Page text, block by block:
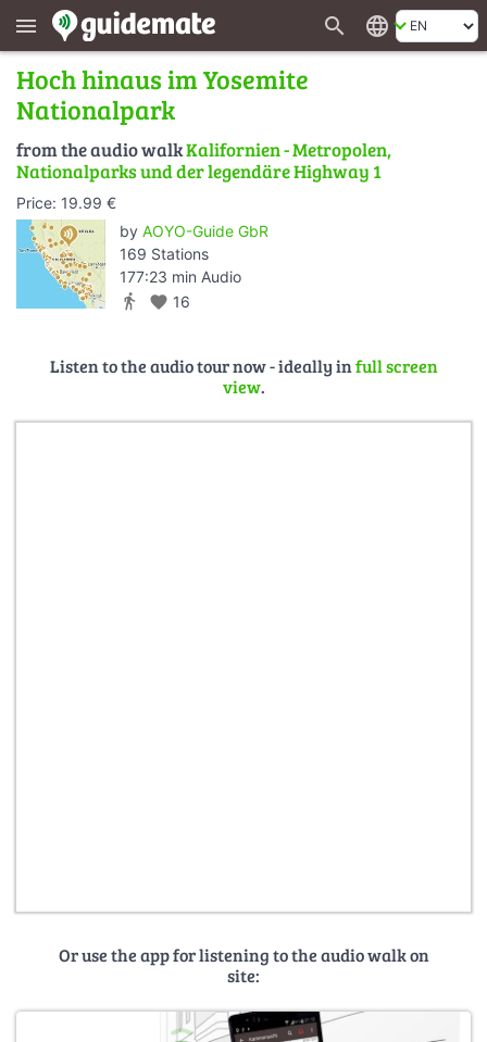
menu search language
Hoch hinaus im Yosemite
Nationalpark
from the audio walkKalifornien - Metropolen,
Nationalparks und der legendäre Highway 1
Price: 19.99 €
by AOYO-Guide GbR
169 Stations
177:23 min Audio
directions_walk favorite 16
Listen to the audio tour now - ideally infull screen
view.
Or use the app for listening to the audio walk on
site: